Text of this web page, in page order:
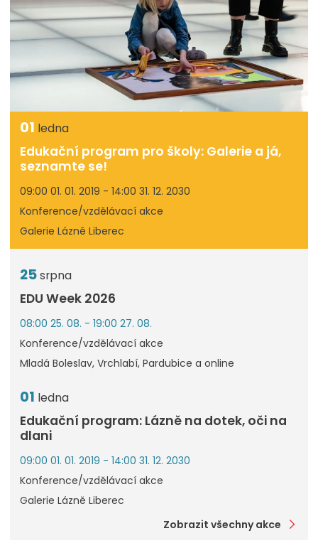
01 ledna
Edukační program pro školy: Galerie a já,
seznamte se!
09:00 01. 01. 2019 - 14:00 31. 12. 2030
Konference/vzdělávací akce
Galerie Lázně Liberec
25srpna
EDU Week 2026
08:00 25. 08. - 19:00 27. 08.
Konference/vzdělávací akce
Mladá Boleslav, Vrchlabí, Pardubice a online
01 ledna
Edukační program: Lázně na dotek, oči na
dlani
09:00 01. 01. 2019 - 14:00 31. 12. 2030
Konference/vzdělávací akce
Galerie Lázně Liberec
Zobrazit všechny akce